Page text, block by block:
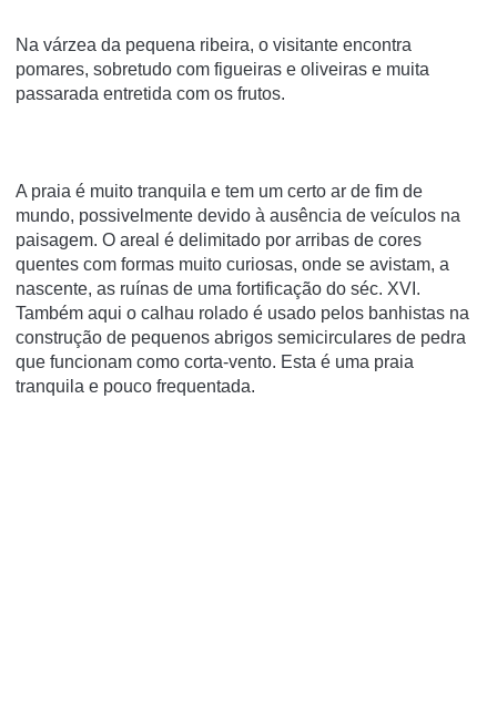
Na várzea da pequena ribeira, o visitante encontra
pomares, sobretudo com figueiras e oliveiras e muita
passarada entretida com os frutos.
A praia é muito tranquila e tem um certo ar de fim de
mundo, possivelmente devido à ausência de veículos na
paisagem. O areal é delimitado por arribas de cores
quentes com formas muito curiosas, onde se avistam, a
nascente, as ruínas de uma fortificação do séc. XVI.
Também aqui o calhau rolado é usado pelos banhistas na
construção de pequenos abrigos semicirculares de pedra
que funcionam como corta-vento. Esta é uma praia
tranquila e pouco frequentada.